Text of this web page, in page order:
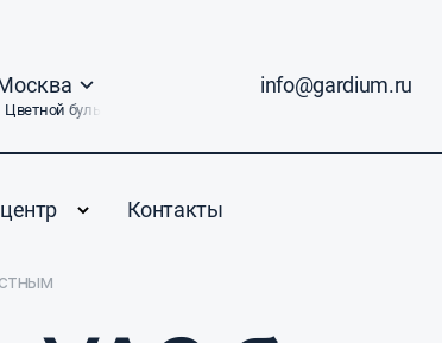
Цветной бульвар, дом 2
info@gardium.ru
Контакты